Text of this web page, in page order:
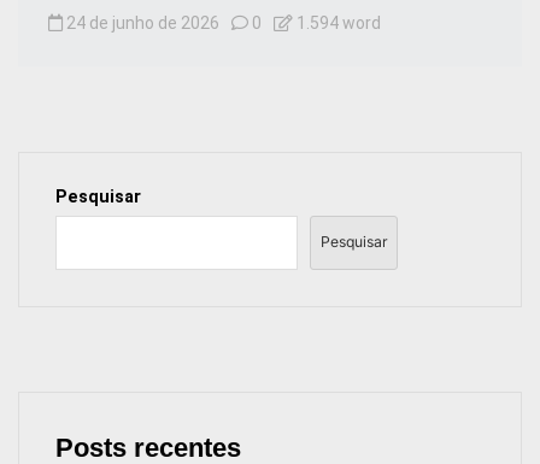
24 de junho de 2026 0 1.594 word
Pesquisar
Pesquisar
Posts recentes